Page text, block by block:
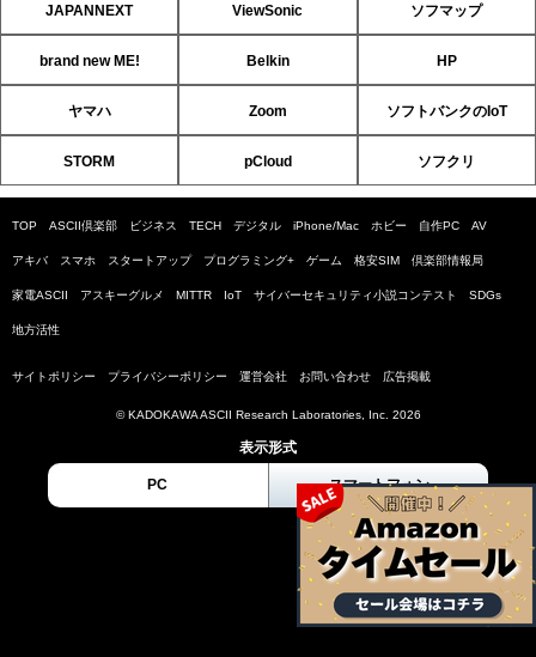
JAPANNEXT ViewSonic ソフマップ
brand new ME! Belkin HP
ヤマハ Zoom ソフトバンクのIoT
STORM pCloud ソフクリ
TOP ASCII倶楽部 ビジネス TECH デジタル iPhone/Mac ホビー 自作PC AV
アキバ スマホ スタートアップ プログラミング+ ゲーム 格安SIM 倶楽部情報局
家電ASCII アスキーグルメ MITTR IoT サイバーセキュリティ小説コンテスト SDGs
地方活性
サイトポリシー プライバシーポリシー 運営会社 お問い合わせ 広告掲載
© KADOKAWA ASCII Research Laboratories, Inc. 2026
表示形式
PC スマートフォン